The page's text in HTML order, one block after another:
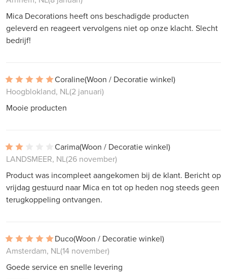
Mica Decorations heeft ons beschadigde producten
geleverd en reageert vervolgens niet op onze klacht. Slecht
bedrijf!
Coraline(Woon / Decoratie winkel)
Hoogblokland, NL(2 januari)
Mooie producten
Carima(Woon / Decoratie winkel)
LANDSMEER, NL(26 november)
Product was incompleet aangekomen bij de klant. Bericht op
vrijdag gestuurd naar Mica en tot op heden nog steeds geen
terugkoppeling ontvangen.
Duco(Woon / Decoratie winkel)
Amsterdam, NL(14 november)
Goede service en snelle levering